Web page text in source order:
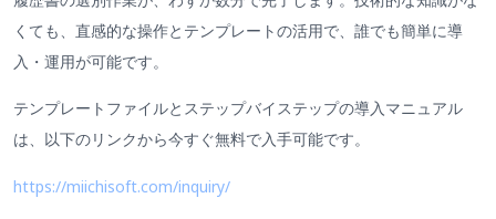
くても、直感的な操作とテンプレートの活用で、誰でも簡単に導
入・運用が可能です。
テンプレートファイルとステップバイステップの導入マニュアル
は、以下のリンクから今すぐ無料で入手可能です。
https://miichisoft.com/inquiry/